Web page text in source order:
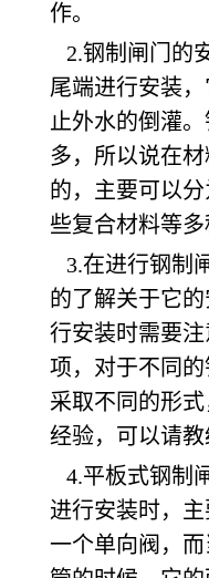
作。
2.钢制闸门的
尾端进行安装
止外水的倒灌
多，所以说在
的，主要可以
些复合材料等多
3.在进行钢制
的了解关于它
行安装时需要
项，对于不同
采取不同的形
经验，可以请教
4.平板式钢制
进行安装时，
一个单向阀，